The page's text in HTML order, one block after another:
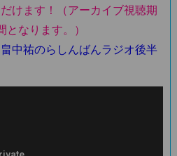
けます！（アーカイブ視聴期
となります。）
畠中祐のらしんばんラジオ後半